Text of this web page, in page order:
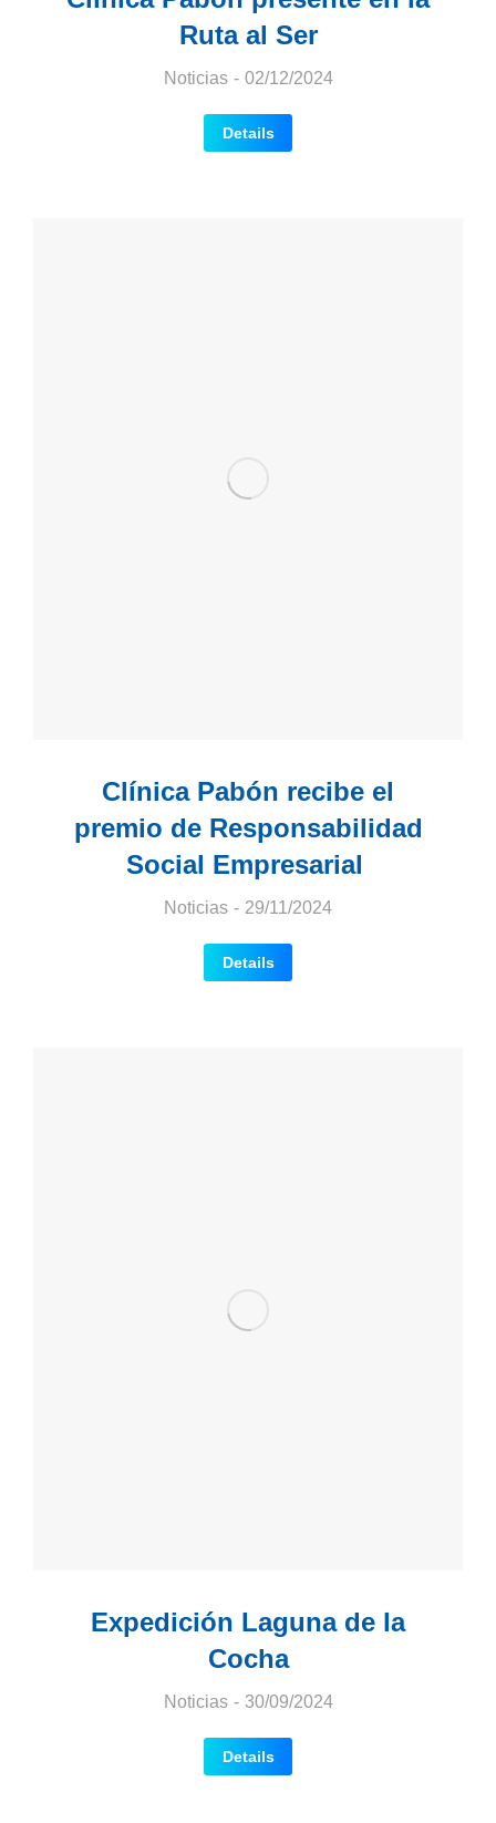
Ruta al Ser
Noticias 02/12/2024
Details
Clínica Pabón recibe el
premio de Responsabilidad
Social Empresarial
Noticias 29/11/2024
Details
Expedición Laguna de la
Cocha
Noticias 30/09/2024
Details